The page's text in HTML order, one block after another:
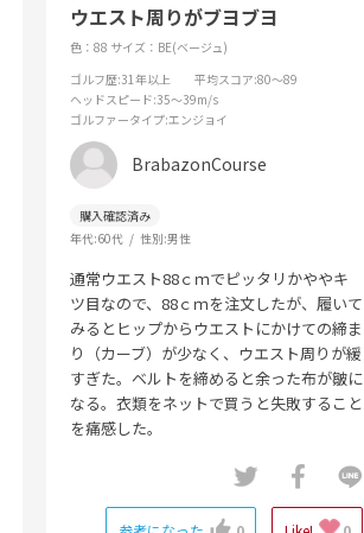
ウエスト周りがブヨブヨ
色：88 サイズ：BE(ベージュ)
ゴルフ歴:31年以上 平均スコア:80～89
ヘッドスピード:35～39m/s
ゴルファータイプ:エンジョイ
BrabazonCourse
年代:60代 性別:男性
通常ウエスト88ｃｍでピッタリかややキ
ツ目なので、88ｃｍを注文したが、履いて
みるとヒップからウエストにかけての締ま
り（カーブ）が少なく、ウエスト周りが緩
すぎた。ベルトを締めると余った布が皺に
なる。衣類をネットで買うと失敗すること
を痛感した。